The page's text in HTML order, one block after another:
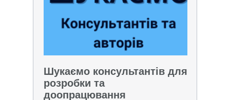
Шукаємо консультантів для
розробки та
доопрацювання